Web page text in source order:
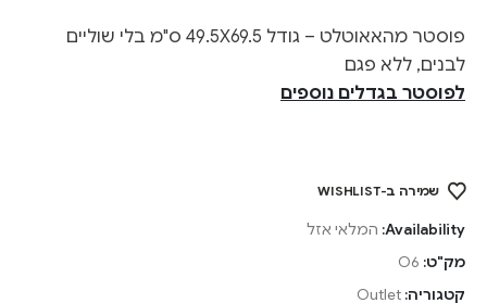
פוסטר מהאאוטלט – גודל 49.5X69.5 ס"מ בלי שוליים
לבנים, ללא פגם
לפוסטר בגדלים נוספים
שמירה ב-WISHLIST
Availability: המלאי אזל
מק"ט: O6
קטגוריה: Outlet